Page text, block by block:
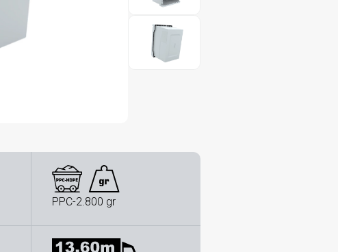
PPC-2.800 gr